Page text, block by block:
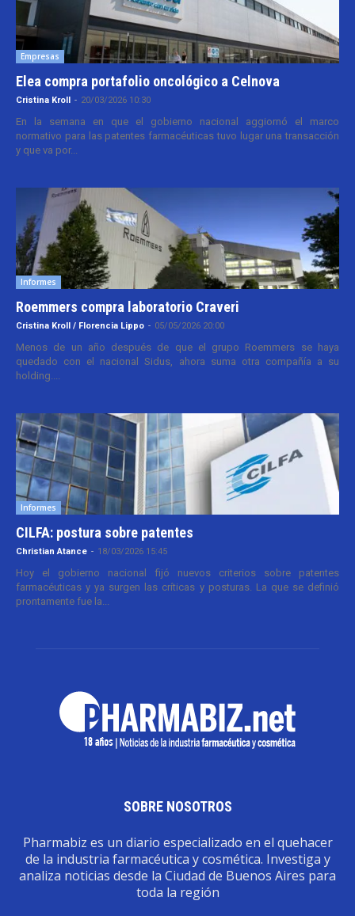
Empresas
Elea compra portafolio oncológico a Celnova
Cristina Kroll - 20/03/2026 10:30
En la semana en que el gobierno nacional aggiornó el marco
normativo para las patentes farmacéuticas tuvo lugar una transacción
y que va por...
Informes
Roemmers compra laboratorio Craveri
Cristina Kroll / Florencia Lippo - 05/05/2026 20:00
Menos de un año después de que el grupo Roemmers se haya
quedado con el nacional Sidus, ahora suma otra compañía a su
holding....
Informes
CILFA: postura sobre patentes
Christian Atance - 18/03/2026 15:45
Hoy el gobierno nacional fijó nuevos criterios sobre patentes
farmacéuticas y ya surgen las críticas y posturas. La que se definió
prontamente fue la...
SOBRE NOSOTROS
Pharmabiz es un diario especializado en el quehacer
de la industria farmacéutica y cosmética. Investiga y
analiza noticias desde la Ciudad de Buenos Aires para
toda la región